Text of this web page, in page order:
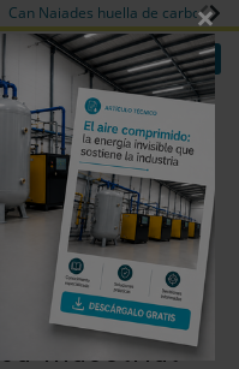
Can Naiades huella de carbono
Login empresas Registro
a A3E
en
industrial
×